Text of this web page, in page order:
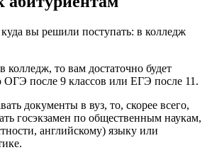
куда вы решили поступать: в колледж
колледж, то вам достаточно будет
ОГЭ после 9 классов или ЕГЭ после 11.
документы в вуз, то, скорее всего,
госэкзамен по общественным наукам,
английскому) языку или